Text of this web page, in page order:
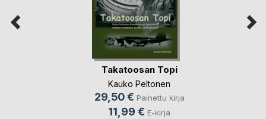
Takatoosan Topi
Kauko Peltonen
29,50 € Painettu kirja
11,99 € E-kirja